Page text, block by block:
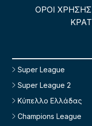
ΟΡΟΙ ΧΡΗΣΗΣ
Super League
Super League 2
Κύπελλο Ελλάδας
Champions League